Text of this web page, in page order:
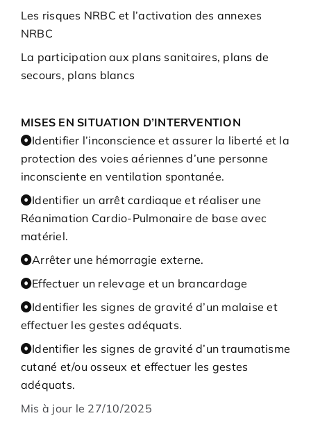
Les risques NRBC et l’activation des annexes
NRBC
La participation aux plans sanitaires, plans de
secours, plans blancs
MISES EN SITUATION D’INTERVENTION
Identifier l’inconscience et assurer la liberté et la
protection des voies aériennes d’une personne
inconsciente en ventilation spontanée.
Identifier un arrêt cardiaque et réaliser une
Réanimation Cardio-Pulmonaire de base avec
matériel.
Arrêter une hémorragie externe.
Effectuer un relevage et un brancardage
Identifier les signes de gravité d’un malaise et
effectuer les gestes adéquats.
Identifier les signes de gravité d’un traumatisme
cutané et/ou osseux et effectuer les gestes
adéquats.
Mis à jour le 27/10/2025